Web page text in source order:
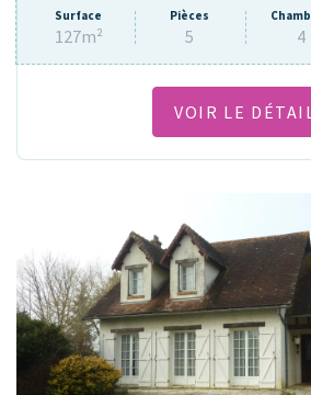
Surface
127m²
Pièces
5 4
VOIR LE